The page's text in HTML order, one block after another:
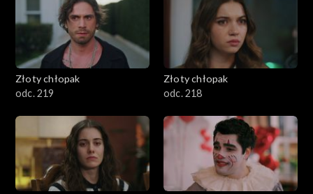
Złoty chłopak
odc. 219
Złoty chłopak
odc. 218